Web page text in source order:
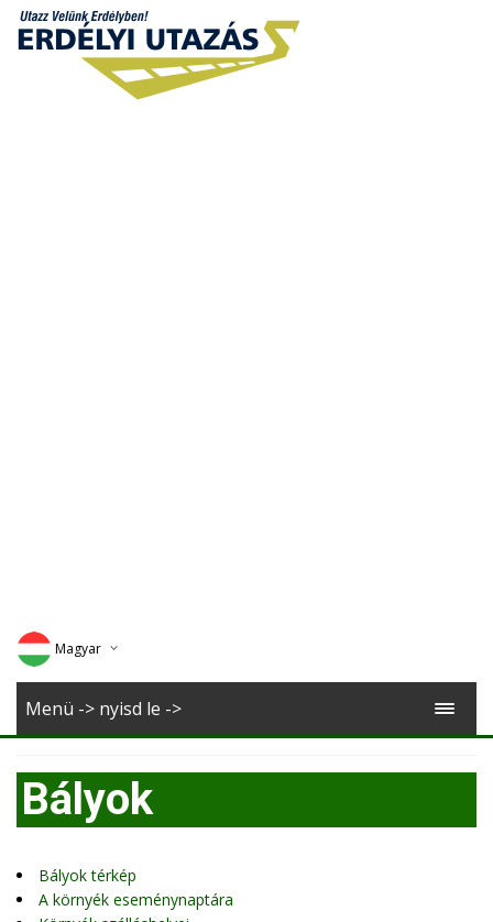
Magyar
Deutsch
Romana
Menü -> nyisd le ->
Bályok
Bályok térkép
A környék eseménynaptára